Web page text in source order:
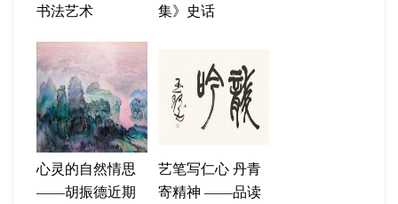
书法艺术
集》史话
心灵的自然情思
——胡振德近期
艺笔写仁心 丹青
寄精神 ——品读